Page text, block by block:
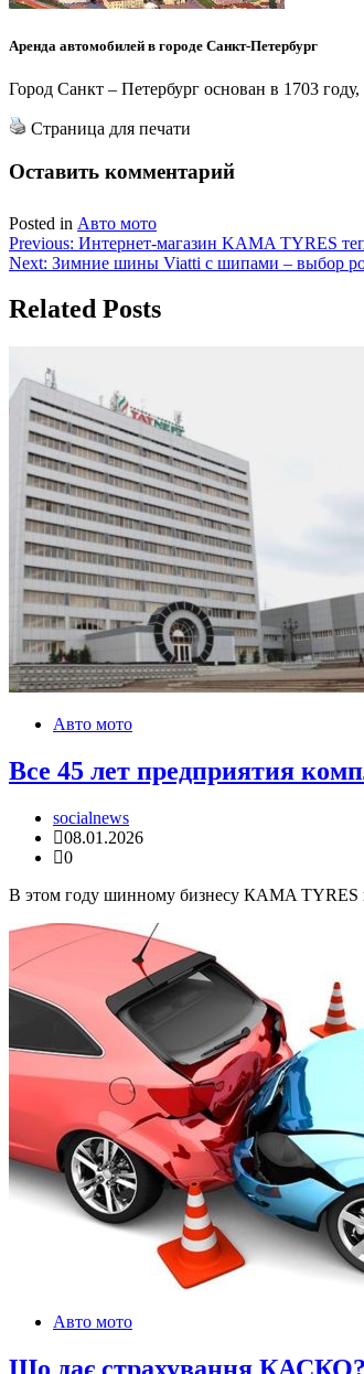
Аренда автомобилей в городе Санкт-Петербург
Город Санкт – Петербург основан в 1703
Страница для печати
Оставить комментарий
Posted in Авто мото
Навигация
по
записям
Previous: Интернет-магазин KAMA TYRES
Next: Зимние шины Viatti с шипами – выбор
Related Posts
Авто мото
Все 45 лет предприятия
socialnews
08.01.2026
0
В этом году шинному бизнесу КAMA TYRES
Авто мото